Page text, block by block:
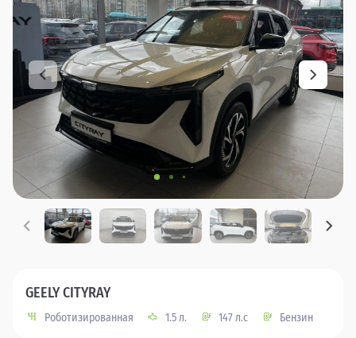
GEELY CITYRAY
Роботизированная 1.5 л. 147 л.с Бензин